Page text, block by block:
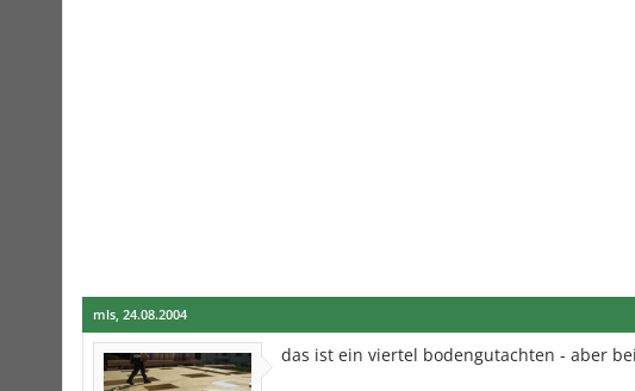
mls, 24.08.2004
das ist ein viertel bodengutachten - aber